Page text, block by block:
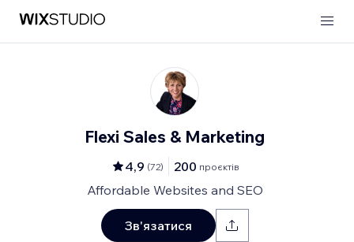
Flexi Sales & Marketing
4,9 (72) 200 проєктів
Affordable Websites and SEO
Зв'язатися